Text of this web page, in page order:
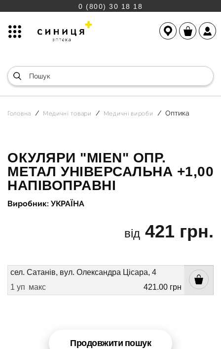
0 (800) 30 18 18
Головна Медичні товари Медичні вироби Оптика
ОКУЛЯРИ "MIEN" ОПР.
МЕТАЛ УНІВЕРСАЛЬНА +1,00
НАПІВОПРАВНІ
Виробник: УКРАЇНА
від 421 грн.
сел. Сатанів, вул. Олександра Цісара, 4
1 уп макс 421.00 грн
Продовжити пошук